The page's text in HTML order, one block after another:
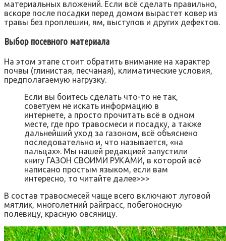
материальных вложений. Если всё сделать правильно,
вскоре после посадки перед домом вырастет ковер из
травы без проплешин, ям, выступов и других дефектов.
Выбор посевного материала
На этом этапе стоит обратить внимание на характер
почвы (глинистая, песчаная), климатические условия,
предполагаемую нагрузку.
Если вы боитесь сделать что-то не так,
советуем не искать информацию в
интернете, а просто прочитать всё в одном
месте, где про травосмеси и посадку, а также
дальнейший уход за газоном, всё объяснено
последовательно и, что называется, «на
пальцах». Мы нашей редакцией запустили
книгу ГАЗОН СВОИМИ РУКАМИ, в которой всё
написано простым языком, если вам
интересно, то читайте далее>>>
В состав травосмесей чаще всего включают луговой
мятлик, многолетний райграсс, побегоносную
полевицу, красную овсяницу.